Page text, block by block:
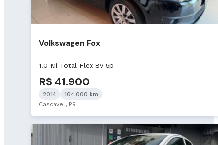
Volkswagen Fox
1.0 Mi Total Flex 8v 5p
R$ 41.900
2014
104.000 km
Cascavel, PR